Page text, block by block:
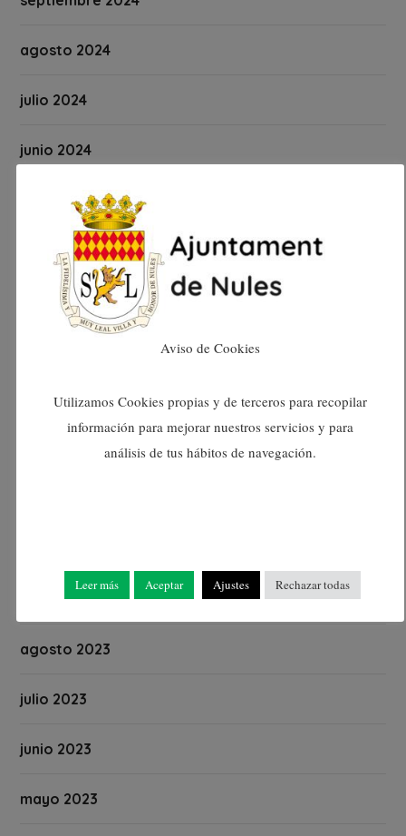
agosto 2024
julio 2024
junio 2024
mayo 2024
abril 2024
marzo 2024
enero 2024
diciembre 2023
septiembre 2023
agosto 2023
julio 2023
junio 2023
mayo 2023
Aviso de Cookies
Utilizamos Cookies propias y de terceros para recopilar
información para mejorar nuestros servicios y para
análisis de tus hábitos de navegación.
Leer más Aceptar Ajustes Rechazar todas